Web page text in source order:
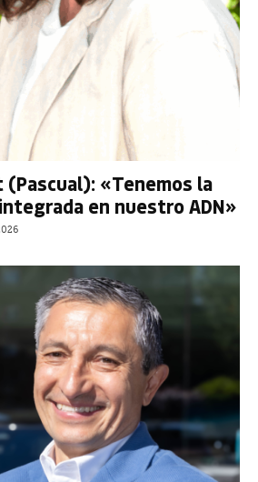
(Pascual): «Tenemos la
en nuestro ADN»